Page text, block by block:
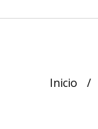
Inicio